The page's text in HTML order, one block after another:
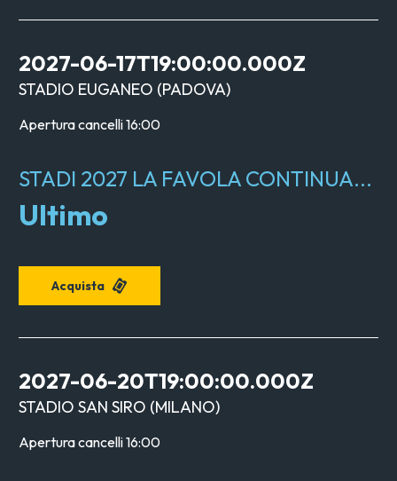
2027-06-17T19:00:00.000Z
STADIO EUGANEO (PADOVA)
Apertura cancelli16:00
STADI 2027 LA FAVOLA CONTINUA...
Ultimo
Acquista
2027-06-20T19:00:00.000Z
STADIO SAN SIRO (MILANO)
Apertura cancelli16:00